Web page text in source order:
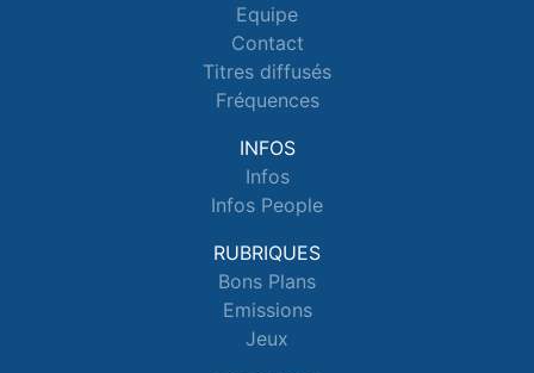
Equipe
Contact
Titres diffusés
Fréquences
INFOS
Infos
Infos People
RUBRIQUES
Bons Plans
Emissions
Jeux